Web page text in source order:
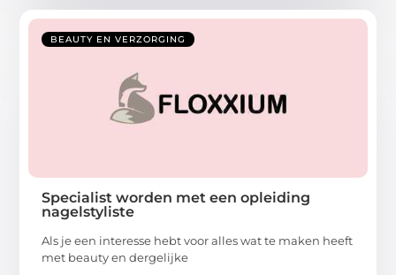
BEAUTY EN VERZORGING
Specialist worden met een opleiding
nagelstyliste
Als je een interesse hebt voor alles wat te maken heeft
met beauty en dergelijke